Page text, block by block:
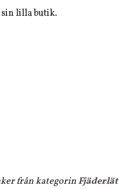
sin lilla butik.
från kategorin